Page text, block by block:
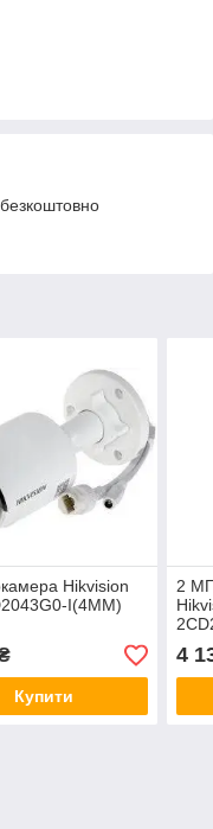
Hikvision
I(4MM)
Купити
2
4